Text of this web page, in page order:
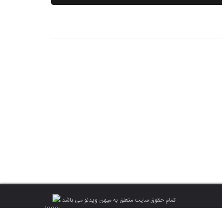
تمام حقوق سایت متعلق به میهن ویدئو می باشد.